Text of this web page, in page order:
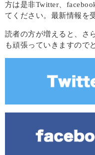
方は是非Twitter、
てください。最新情報を
読者の方が増えると、さ
も頑張っていきますので